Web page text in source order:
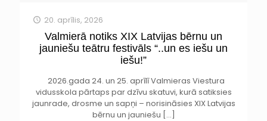
20. aprīlis, 2026
Valmierā notiks XIX Latvijas bērnu un
jauniešu teātru festivāls “..un es iešu un
iešu!”
2026.gada 24. un 25. aprīlī Valmieras Viestura
vidusskola pārtaps par dzīvu skatuvi, kurā satiksies
jaunrade, drosme un sapņi – norisināsies XIX Latvijas
bērnu un jauniešu […]